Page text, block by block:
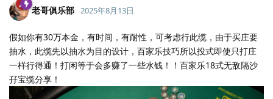
老哥俱乐部 2025年8月13日
假如你有30万本金，有时间，有耐性，可考虑行此缆，由于买庄要
抽水，此缆先以抽水为目的设计，百家乐技巧所以投式即使只打庄
一样行得通！打闲等于会多赚了一些水钱！！百家乐18式无敌隔沙
孖宝缆分享！